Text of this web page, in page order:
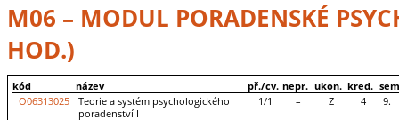
M06 – MODUL PORADENSKÉ
HOD.)
kód název př./cv. nepr. ukon. kred.
O06313025
Teorie a systém psychologického
poradenství I
1/1 – Z 4 9.